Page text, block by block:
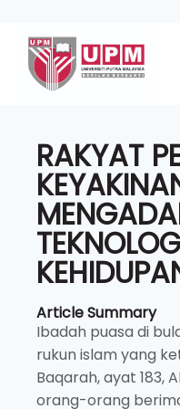
RAKYAT
Article Summary
Ibadah puasa di
rukun islam yang
Baqarah, ayat 183,
orang-orang